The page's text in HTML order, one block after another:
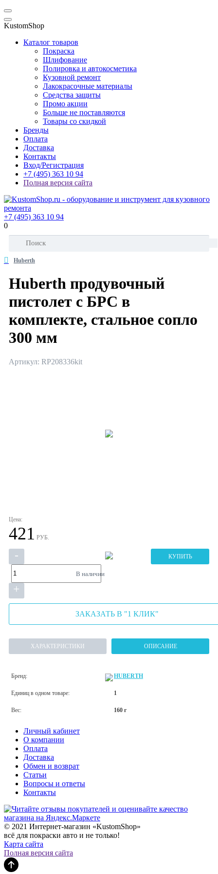
KustomShop
Каталог товаров
Покраска
Шлифование
Полировка и автокосметика
Кузовной ремонт
Лакокрасочные материалы
Средства защиты
Промо акции
Больше не поставляются
Товары со скидкой
Бренды
Оплата
Доставка
Контакты
Вход/Регистрация
+7 (495) 363 10 94
Полная версия сайта
+7 (495) 363 10 94
0
Huberth
Huberth продувочный
пистолет с БРС в
комплекте, стальное сопло
300 мм
Артикул: RP208336kit
Цена:
421 РУБ.
-
+
КУПИТЬ
В наличии
ЗАКАЗАТЬ В "1 КЛИК"
ХАРАКТЕРИСТИКИ ОПИСАНИЕ
Бренд: HUBERTH
Единиц в одном товаре: 1
Вес: 160 г
Личный кабинет
О компании
Оплата
Доставка
Обмен и возврат
Статьи
Вопросы и ответы
Контакты
© 2021 Интернет-магазин «KustomShop»
всё для покраски авто и не только!
Карта сайта
Полная версия сайта